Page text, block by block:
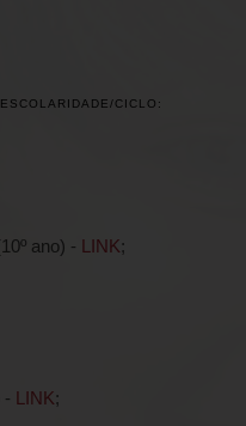
CICLO:
ano) - LINK;
- LINK;